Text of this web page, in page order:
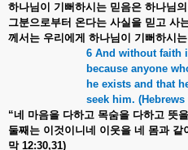
하나님이
기뻐하시는 믿음은 하나님의
그분으로부터 온다는 사실을 믿고 사
께서는 우리에게 하나님이 기뻐하시는
6 And without faith
because anyone
he exists and that
seek him. (Hebrews
“네 마음을 다하고 목숨을 다하고 뜻을
둘째는 이것이니네 이웃을 네 몸과 같
막12:30,31)